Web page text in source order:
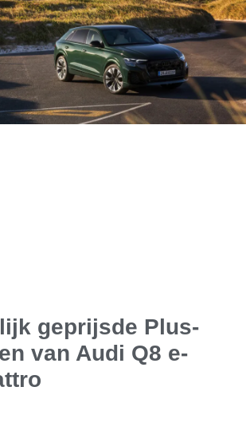
geprijsde Plus-
van Audi Q8 e-